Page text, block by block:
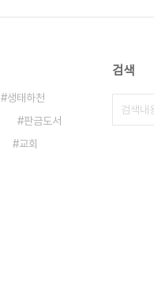
생태하천
판금도서
교회
검색